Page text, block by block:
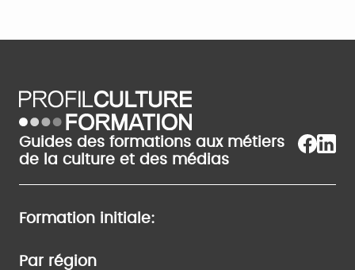
Guides des formations aux métiers
de la culture et des médias
Formation initiale:
Par région